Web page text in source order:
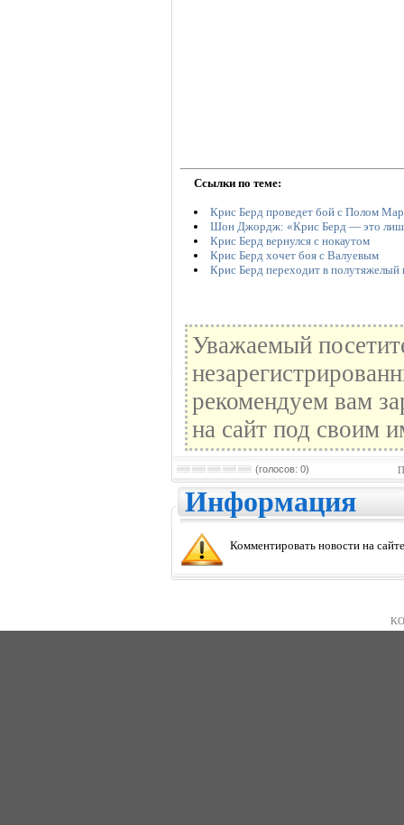
Ссылки по теме:
Крис Берд проведет бой с Полом
Шон Джордж: «Крис Берд — это
Крис Берд вернулся с нокаутом
Крис Берд хочет боя с Валуевым
Крис Берд переходит в полутяжелый
Уважаемый
рекомендуем вам
на сайт под своим
(голосов: 0)
Информация
Комментировать новости на